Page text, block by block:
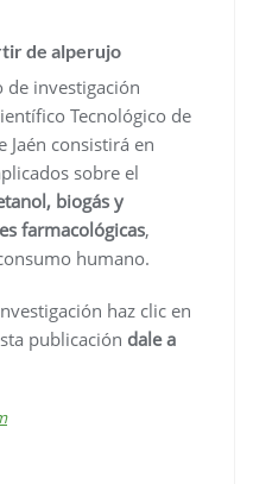
de alperujo
de investigación
Tecnológico de
Jaén consistirá en
sobre el
biogás y
farmacológicas,
humano.
haz clic en
publicación dale a